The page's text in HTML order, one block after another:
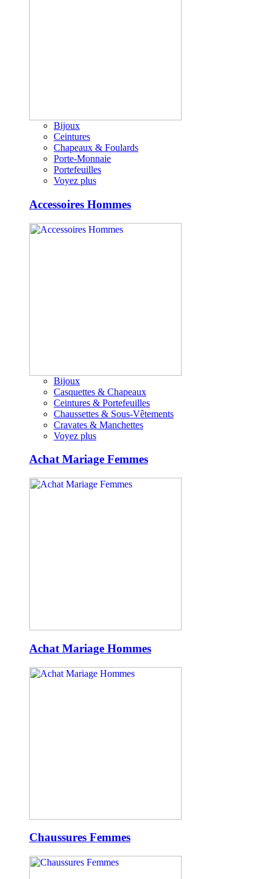
Bijoux
Ceintures
Chapeaux & Foulards
Porte-Monnaie
Portefeuilles
Voyez plus
Accessoires Hommes
Bijoux
Casquettes & Chapeaux
Ceintures & Portefeuilles
Chaussettes & Sous-Vêtements
Cravates & Manchettes
Voyez plus
Achat Mariage Femmes
Achat Mariage Hommes
Chaussures Femmes